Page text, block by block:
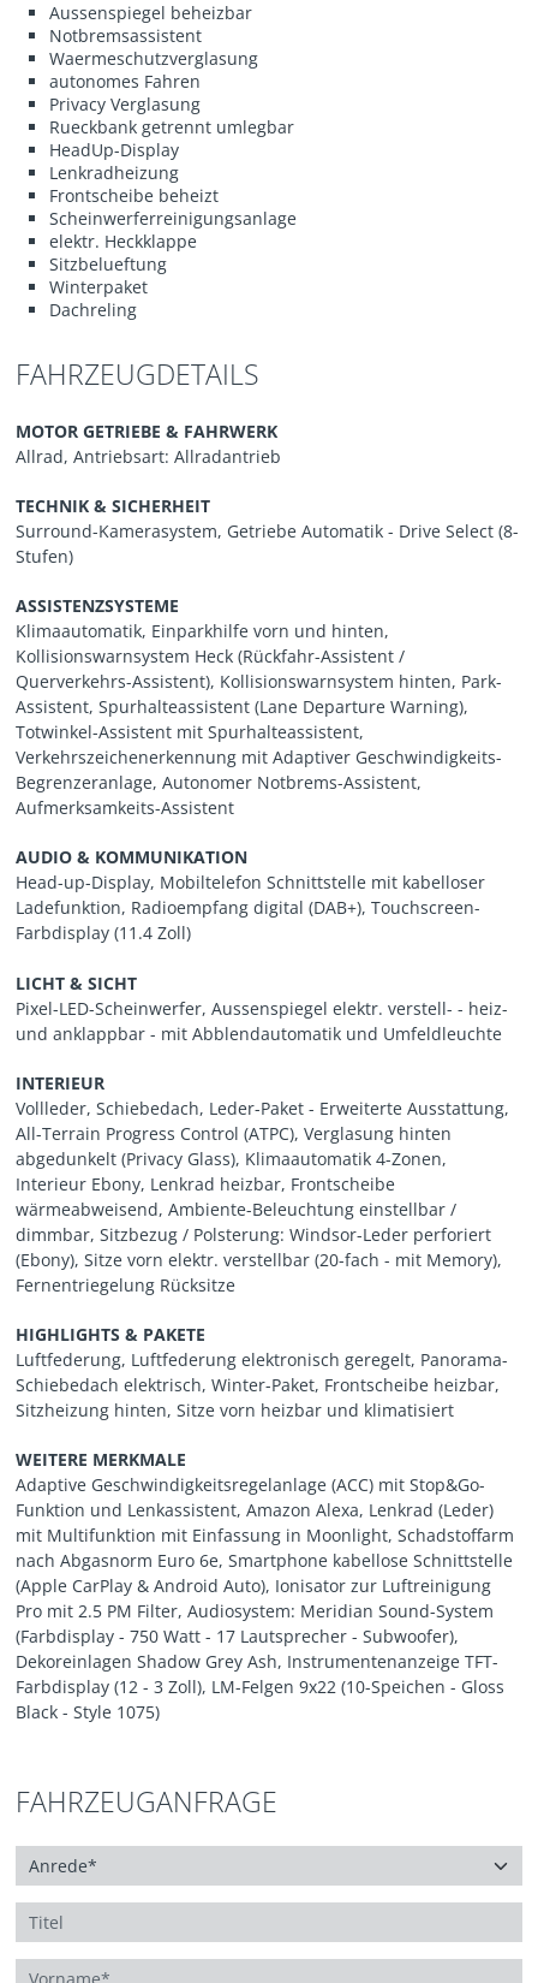
Aussenspiegel beheizbar
Notbremsassistent
Waermeschutzverglasung
autonomes Fahren
Privacy Verglasung
Rueckbank getrennt umlegbar
HeadUp-Display
Lenkradheizung
Frontscheibe beheizt
Scheinwerferreinigungsanlage
elektr. Heckklappe
Sitzbelueftung
Winterpaket
Dachreling
FAHRZEUGDETAILS
MOTOR GETRIEBE & FAHRWERK
Allrad, Antriebsart: Allradantrieb
TECHNIK & SICHERHEIT
Surround-Kamerasystem, Getriebe Automatik - Drive Select (8-
Stufen)
ASSISTENZSYSTEME
Klimaautomatik, Einparkhilfe vorn und hinten,
Kollisionswarnsystem Heck (Rückfahr-Assistent /
Querverkehrs-Assistent), Kollisionswarnsystem hinten, Park-
Assistent, Spurhalteassistent (Lane Departure Warning),
Totwinkel-Assistent mit Spurhalteassistent,
Verkehrszeichenerkennung mit Adaptiver Geschwindigkeits-
Begrenzeranlage, Autonomer Notbrems-Assistent,
Aufmerksamkeits-Assistent
AUDIO & KOMMUNIKATION
Head-up-Display, Mobiltelefon Schnittstelle mit kabelloser
Ladefunktion, Radioempfang digital (DAB+), Touchscreen-
Farbdisplay (11.4 Zoll)
LICHT & SICHT
Pixel-LED-Scheinwerfer, Aussenspiegel elektr. verstell- - heiz-
und anklappbar - mit Abblendautomatik und Umfeldleuchte
INTERIEUR
Vollleder, Schiebedach, Leder-Paket - Erweiterte Ausstattung,
All-Terrain Progress Control (ATPC), Verglasung hinten
abgedunkelt (Privacy Glass), Klimaautomatik 4-Zonen,
Interieur Ebony, Lenkrad heizbar, Frontscheibe
wärmeabweisend, Ambiente-Beleuchtung einstellbar /
dimmbar, Sitzbezug / Polsterung: Windsor-Leder perforiert
(Ebony), Sitze vorn elektr. verstellbar (20-fach - mit Memory),
Fernentriegelung Rücksitze
HIGHLIGHTS & PAKETE
Luftfederung, Luftfederung elektronisch geregelt, Panorama-
Schiebedach elektrisch, Winter-Paket, Frontscheibe heizbar,
Sitzheizung hinten, Sitze vorn heizbar und klimatisiert
WEITERE MERKMALE
Adaptive Geschwindigkeitsregelanlage (ACC) mit Stop&Go-
Funktion und Lenkassistent, Amazon Alexa, Lenkrad (Leder)
mit Multifunktion mit Einfassung in Moonlight, Schadstoffarm
nach Abgasnorm Euro 6e, Smartphone kabellose Schnittstelle
(Apple CarPlay & Android Auto), Ionisator zur Luftreinigung
Pro mit 2.5 PM Filter, Audiosystem: Meridian Sound-System
(Farbdisplay - 750 Watt - 17 Lautsprecher - Subwoofer),
Dekoreinlagen Shadow Grey Ash, Instrumentenanzeige TFT-
Farbdisplay (12 - 3 Zoll), LM-Felgen 9x22 (10-Speichen - Gloss
Black - Style 1075)
FAHRZEUGANFRAGE